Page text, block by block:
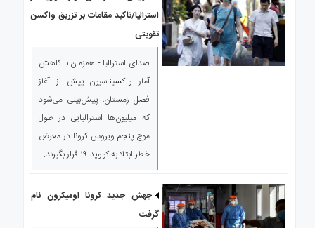
استرالیا
استرالیا/تاکید مقامات بر تزریق واکسن
تقویتی
صدای استرالیا - همزمان با کاهش
آمار واکسیناسیون پیش از آغاز
فصل زمستان، پیش‌بینی می‌شود
که میلیون‌ها استرالیایی در طول
موج پنجم ویروس کرونا در معرض
خطر ابتلا به کووید-۱۹ قرار بگیرند.
جهش جدید کرونا اومیکرون نام
گرفت